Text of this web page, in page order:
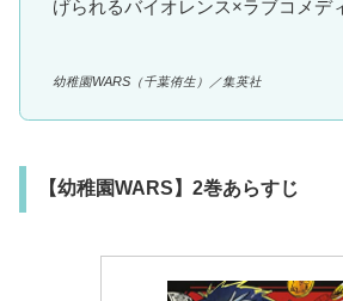
げられるバイオレンス×ラブコメデ
幼稚園WARS（千葉侑生）／集英社
【幼稚園WARS】2巻あらすじ